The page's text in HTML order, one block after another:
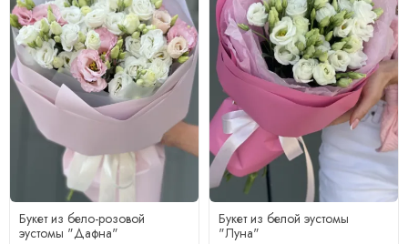
Букет из бело-розовой
эустомы "Дафна"
Букет из белой эустомы
"Луна"
Эустома - 5
Упаковка - 1
Упаковка - 1
Эустома - 31